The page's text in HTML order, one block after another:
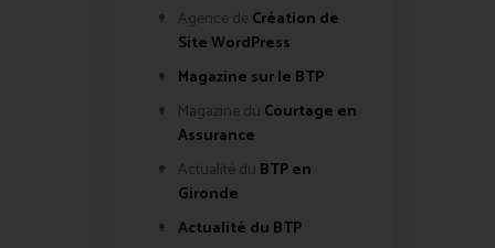
Agence de Création de
Site WordPress
Magazine sur le BTP
Magazine du Courtage en
Assurance
Actualité du BTP en
Gironde
Actualité du BTP